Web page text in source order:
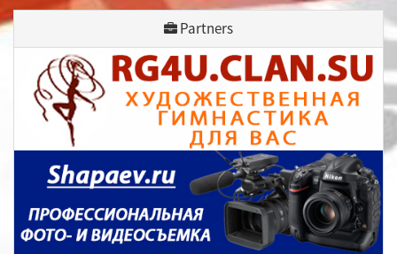
Partners